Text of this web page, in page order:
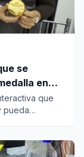
se
en
que
pueda